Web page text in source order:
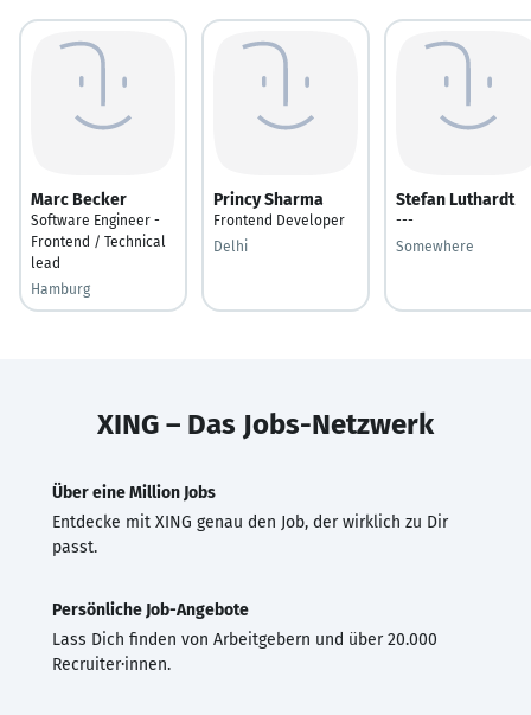
Marc Becker
Software Engineer -
Frontend / Technical
lead
Hamburg
Princy Sharma
Frontend Developer
Delhi
Stefan Luthardt
---
Somewhere
XING – Das Jobs-Netzwerk
Über eine Million Jobs
Entdecke mit XING genau den Job, der wirklich zu Dir
passt.
Persönliche Job-Angebote
Lass Dich finden von Arbeitgebern und über 20.000
Recruiter·innen.